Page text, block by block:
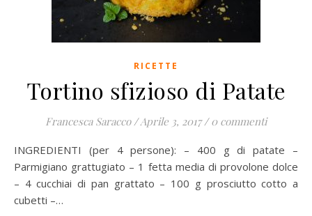
RICETTE
Tortino sfizioso di Patate
Francesca Saracco /Aprile 3, 2017 / 0 commenti
INGREDIENTI (per 4 persone): – 400 g di patate –
Parmigiano grattugiato – 1 fetta media di provolone dolce
– 4 cucchiai di pan grattato – 100 g prosciutto cotto a
cubetti –…